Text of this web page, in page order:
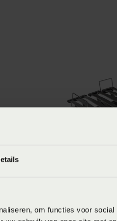
om functies voor